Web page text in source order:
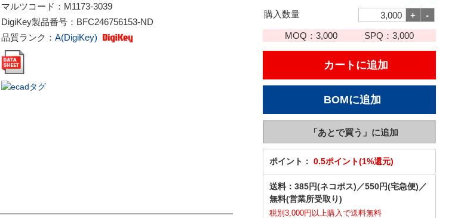
マルツコード： M1173-3039
DigiKey製品番号： BFC246756153-ND
品質ランク： A(DigiKey)
購入数量
MOQ：3,000 SPQ： 3,000
ポイント： 0.5ポイント(1%還元)
送料： 385円(ネコポス) ／550円(宅急便) ／
無料(営業所受取り)
税別3,000円以上購入で送料無料